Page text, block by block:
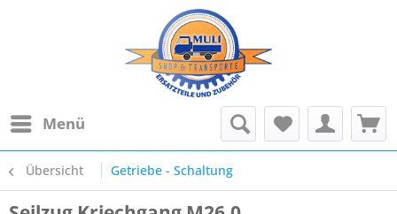
Menü
Übersicht Getriebe - Schaltung